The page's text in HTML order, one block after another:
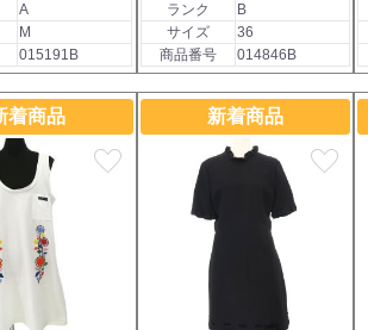
A
M
015191B
ランク
B
サイズ
36
商品番号
014846B
着商品
favorite
新着商品
favorite